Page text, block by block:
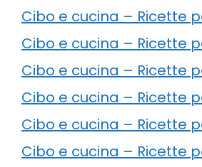
Cibo e cucina – Ricette
Cibo e cucina – Ricette
Cibo e cucina – Ricette
Cibo e cucina – Ricette
Cibo e cucina – Ricette
Cibo e cucina – Ricette